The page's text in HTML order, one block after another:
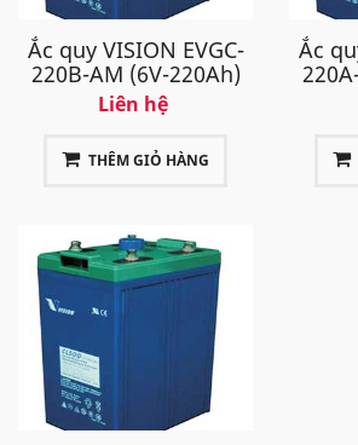
Ắc quy VISION EVGC-
220B-AM (6V-220Ah)
Liên hệ
THÊM GIỎ HÀNG
Ắc